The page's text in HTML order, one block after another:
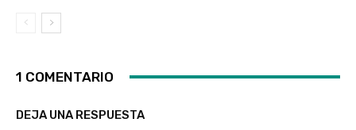
1 COMENTARIO
DEJA UNA RESPUESTA